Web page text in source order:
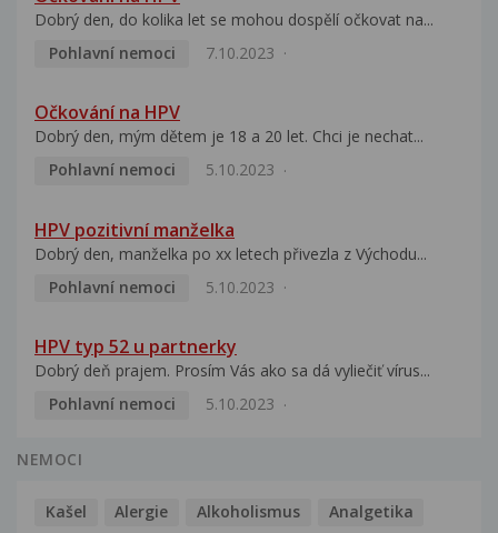
Dobrý den, do kolika let se mohou dospělí očkovat na...
Pohlavní nemoci
7.10.2023
Očkování na HPV
Dobrý den, mým dětem je 18 a 20 let. Chci je nechat...
Pohlavní nemoci
5.10.2023
HPV pozitivní manželka
Dobrý den, manželka po xx letech přivezla z Východu...
Pohlavní nemoci
5.10.2023
HPV typ 52 u partnerky
Dobrý deň prajem. Prosím Vás ako sa dá vyliečiť vírus...
Pohlavní nemoci
5.10.2023
NEMOCI
Kašel Alergie Alkoholismus
Analgetika